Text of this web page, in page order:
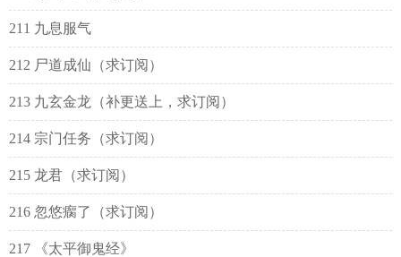
211 九息服气
212 尸道成仙（求订阅）
213 九玄金龙（补更送上，求订阅）
214 宗门任务（求订阅）
215 龙君（求订阅）
216 忽悠瘸了（求订阅）
217 《太平御鬼经》